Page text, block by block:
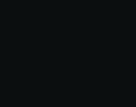
Präferenzen im